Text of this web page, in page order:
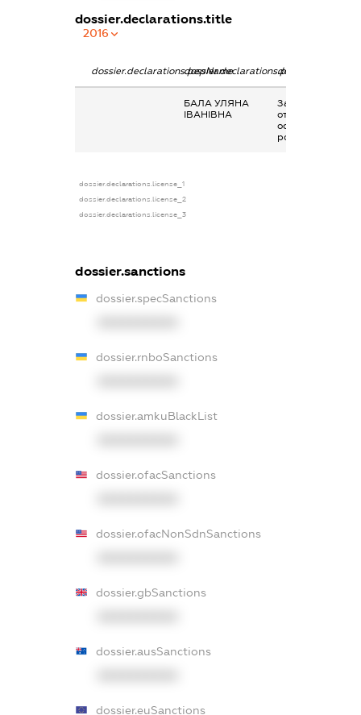
dossier.declarations.title
2016
dossier.declarations.pepNamedossier.declarations.personName
БАЛА УЛЯНА
ІВАНІВНА
Заробітна плата
отримана за
основним місцем
роботи
dossier.declarations.license_1
dossier.declarations.license_2
dossier.declarations.license_3
dossier.sanctions
dossier.specSanctions
dossier.rnboSanctions
dossier.amkuBlackList
dossier.ofacSanctions
dossier.ofacNonSdnSanctions
dossier.gbSanctions
dossier.ausSanctions
dossier.euSanctions